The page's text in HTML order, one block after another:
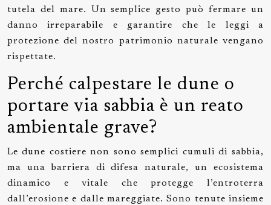
tutela del mare. Un semplice gesto può fermare un
danno irreparabile e garantire che le leggi a
protezione del nostro patrimonio naturale vengano
rispettate.
Perché calpestare le dune o
portare via sabbia è un reato
ambientale grave?
Le dune costiere non sono semplici cumuli di sabbia,
ma una barriera di difesa naturale, un ecosistema
dinamico e vitale che protegge l’entroterra
dall’erosione e dalle mareggiate. Sono tenute insieme